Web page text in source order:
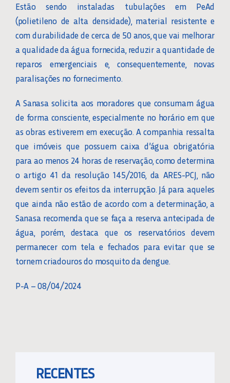
Estão sendo instaladas tubulações em PeAd
(polietileno de alta densidade), material resistente e
com durabilidade de cerca de 50 anos, que vai melhorar
a qualidade da água fornecida, reduzir a quantidade de
reparos emergenciais e, consequentemente, novas
paralisações no fornecimento.
A Sanasa solicita aos moradores que consumam água
de forma consciente, especialmente no horário em que
as obras estiverem em execução. A companhia ressalta
que imóveis que possuem caixa d’água obrigatória
para ao menos 24 horas de reservação, como determina
o artigo 41 da resolução 145/2016, da ARES-PCJ, não
devem sentir os efeitos da interrupção. Já para aqueles
que ainda não estão de acordo com a determinação, a
Sanasa recomenda que se faça a reserva antecipada de
água, porém, destaca que os reservatórios devem
permanecer com tela e fechados para evitar que se
tornem criadouros do mosquito da dengue.
P-A – 08/04/2024
RECENTES